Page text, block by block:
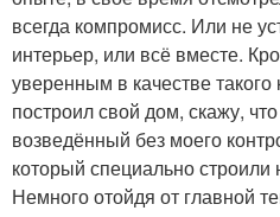
всегда компромисс. Или не
интерьер, или всё вместе.
уверенным в качестве такого
построил свой дом, скажу,
возведённый без моего
который специально строили
Немного отойдя от главной